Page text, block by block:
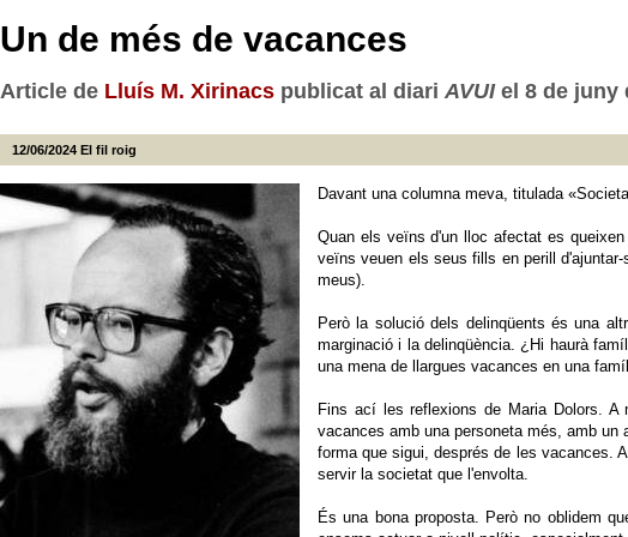
Un de més de vacances
Article de Lluís M. Xirinacs publicat al diari AVUI el 8 de juny
12/06/2024 El fil roig
Davant una columna meva, titulada
Quan els veïns d'un lloc afectat es
veïns veuen els seus fills en perill
meus).
Però la solució dels delinqüents és una
marginació i la delinqüència. ¿Hi haurà
una mena de llargues vacances en una
Fins ací les reflexions de Maria Dolors. A
vacances amb una personeta més, amb
forma que sigui, després de les vacances.
servir la societat que l'envolta.
És una bona proposta. Però no oblidem